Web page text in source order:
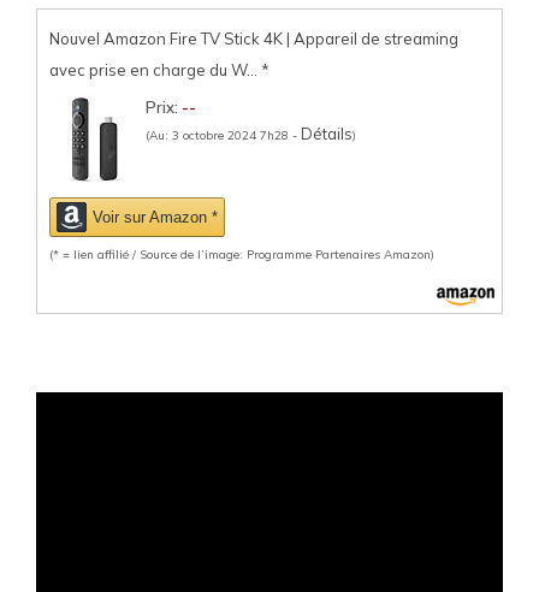
Nouvel Amazon Fire TV Stick 4K | Appareil de streaming
avec prise en charge du W... *
Prix: --
(Au: 3 octobre 2024 7h28 - Détails)
Voir sur Amazon *
(* = lien affilié / Source de l’image: Programme Partenaires Amazon)